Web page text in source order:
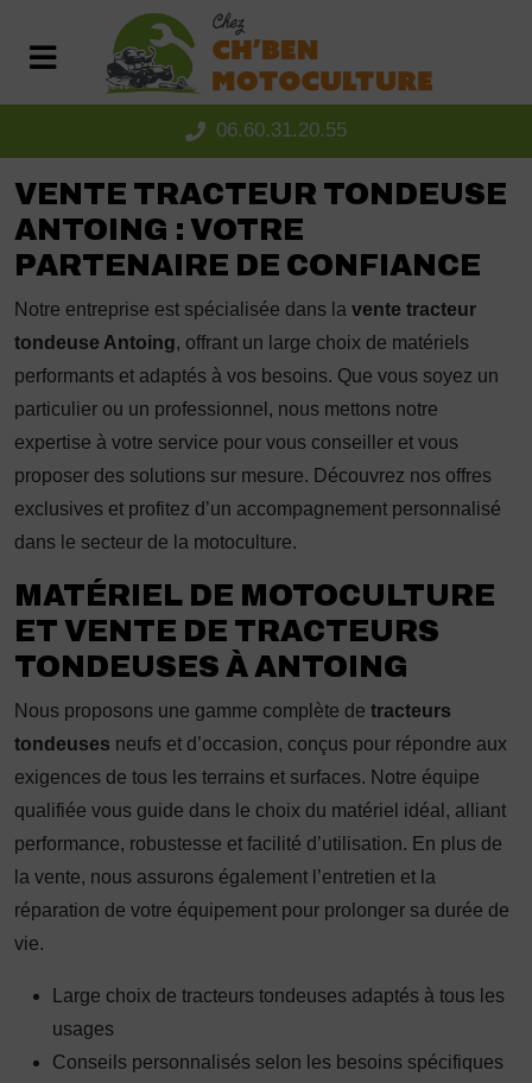
06.60.31.20.55
VENTE TRACTEUR TONDEUSE
ANTOING : VOTRE
PARTENAIRE DE CONFIANCE
Notre entreprise est spécialisée dans la vente tracteur
tondeuse Antoing, offrant un large choix de matériels
performants et adaptés à vos besoins. Que vous soyez un
particulier ou un professionnel, nous mettons notre
expertise à votre service pour vous conseiller et vous
proposer des solutions sur mesure. Découvrez nos offres
exclusives et profitez d’un accompagnement personnalisé
dans le secteur de la motoculture.
MATÉRIEL DE MOTOCULTURE
ET VENTE DE TRACTEURS
TONDEUSES À ANTOING
Nous proposons une gamme complète de tracteurs
tondeuses neufs et d’occasion, conçus pour répondre aux
exigences de tous les terrains et surfaces. Notre équipe
qualifiée vous guide dans le choix du matériel idéal, alliant
performance, robustesse et facilité d’utilisation. En plus de
la vente, nous assurons également l’entretien et la
réparation de votre équipement pour prolonger sa durée de
vie.
Large choix de tracteurs tondeuses adaptés à tous les
usages
Conseils personnalisés selon les besoins spécifiques
Panneau de gestion des cookies